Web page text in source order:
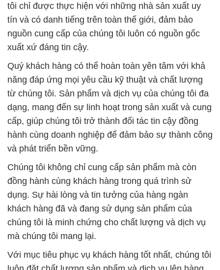
tôi chỉ được thực hiện với những nhà sản xuất uy
tín và có danh tiếng trên toàn thế giới, đảm bảo
nguồn cung cấp của chúng tôi luôn có nguồn gốc
xuất xứ đáng tin cậy.
Quý khách hàng có thể hoàn toàn yên tâm với khả
năng đáp ứng mọi yêu cầu kỹ thuật và chất lượng
từ chúng tôi. Sản phẩm và dịch vụ của chúng tôi đa
dạng, mang đến sự linh hoạt trong sản xuất và cung
cấp, giúp chúng tôi trở thành đối tác tin cậy đồng
hành cùng doanh nghiệp để đảm bảo sự thành công
và phát triển bền vững.
Chúng tôi không chỉ cung cấp sản phẩm mà còn
đồng hành cùng khách hàng trong quá trình sử
dụng. Sự hài lòng và tin tưởng của hàng ngàn
khách hàng đã và đang sử dụng sản phẩm của
chúng tôi là minh chứng cho chất lượng và dịch vụ
mà chúng tôi mang lại.
Với mục tiêu phục vụ khách hàng tốt nhất, chúng tôi